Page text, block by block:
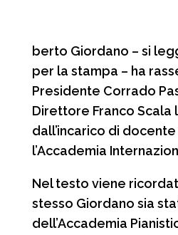
berto Giordano – si
per la stampa – ha
Presidente Corrado
Direttore Franco Scala
dall’incarico di
l’Accademia
Nel testo viene
stesso Giordano sia
dell’Accademia